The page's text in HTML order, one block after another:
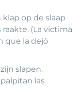
op de slaap
(La víctima
que la dejó
slapen.
las